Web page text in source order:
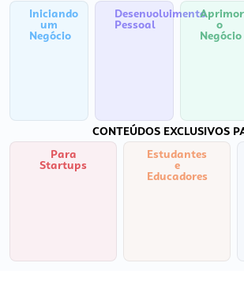
Iniciando
um
Negócio
Desenvolvimento
Pessoal o
Negócio
CONTEÚDOS EXCLUSIVOS
Para
Startups
Estudantes
e
Educadores